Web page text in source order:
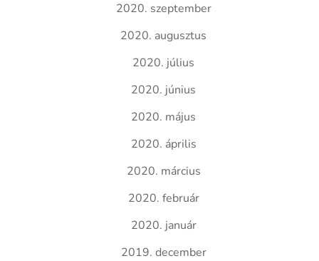
2020. szeptember
2020. augusztus
2020. július
2020. június
2020. május
2020. április
2020. március
2020. február
2020. január
2019. december